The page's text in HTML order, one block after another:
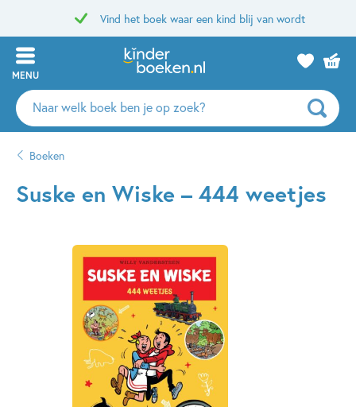
Vind het boek waar een kind blij van wordt
MENU
Zoeken
naar
auteurs
uitgevers
Boeken
Suske en Wiske – 444 weetjes